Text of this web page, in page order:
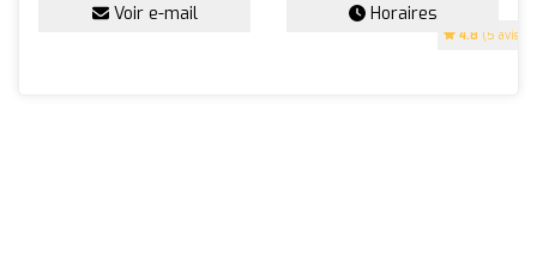
4.8 (5 avis)
Voir e-mail Horaires